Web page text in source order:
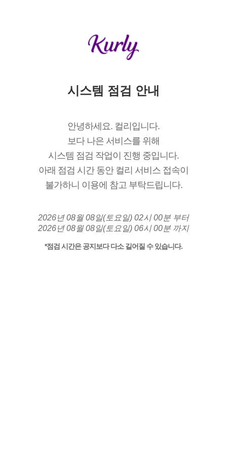
시스템 점검 안내
안녕하세요. 컬리입니다.
보다 나은 서비스를 위해
시스템 점검 작업이 진행 중입니다.
아래 점검 시간 동안 컬리 서비스 접속이
불가하니 이용에 참고 부탁드립니다.
2026년 08월 08일(토요일) 02시 00분 부터
2026년 08월 08일(토요일) 06시 00분 까지
*점검 시간은 공지보다 다소 길어질 수 있습니다.